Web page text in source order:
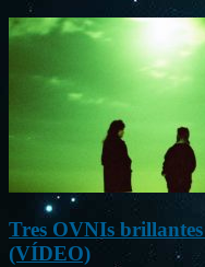
Tres OVNIs
(VÍDEO)